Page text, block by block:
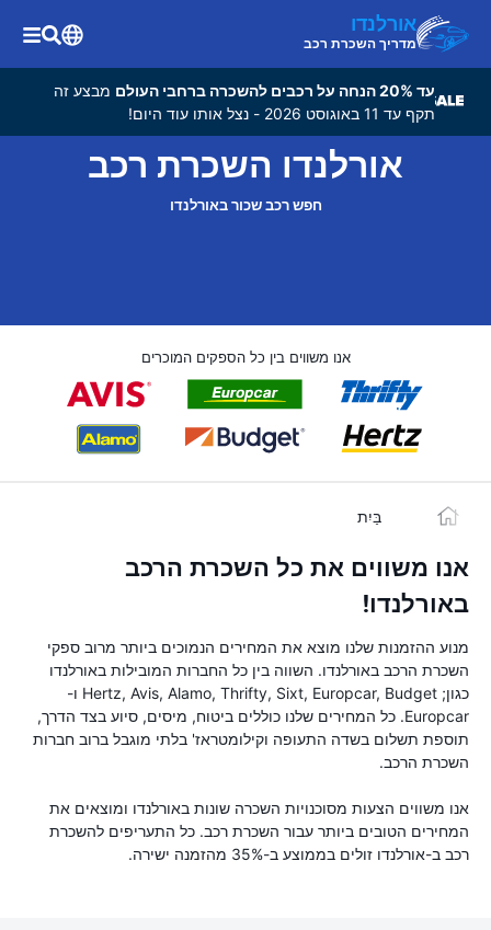
אורלנדו
מדריך השכרת רכב
עד 20% הנחה על רכבים להשכרה ברחבי העולם
מבצע זה
תקף עד 11 באוגוסט 2026 - נצל אותו עוד היום!
אורלנדו השכרת רכב
חפש רכב שכור באורלנדו
אנו משווים בין כל הספקים המוכרים
בַּיִת
אנו משווים את כל השכרת הרכב
באורלנדו!
מנוע ההזמנות שלנו מוצא את המחירים הנמוכים ביותר מרוב ספקי
השכרת הרכב באורלנדו. השווה בין כל החברות המובילות באורלנדו
כגון; Hertz, Avis, Alamo, Thrifty, Sixt, Europcar, Budget ו-
Europcar. כל המחירים שלנו כוללים ביטוח, מיסים, סיוע בצד הדרך,
תוספת תשלום בשדה התעופה וקילומטראז' בלתי מוגבל ברוב חברות
השכרת הרכב.
אנו משווים הצעות מסוכנויות השכרה שונות באורלנדו ומוצאים את
המחירים הטובים ביותר עבור השכרת רכב. כל התעריפים להשכרת
רכב ב-אורלנדו זולים בממוצע ב-35% מהזמנה ישירה.